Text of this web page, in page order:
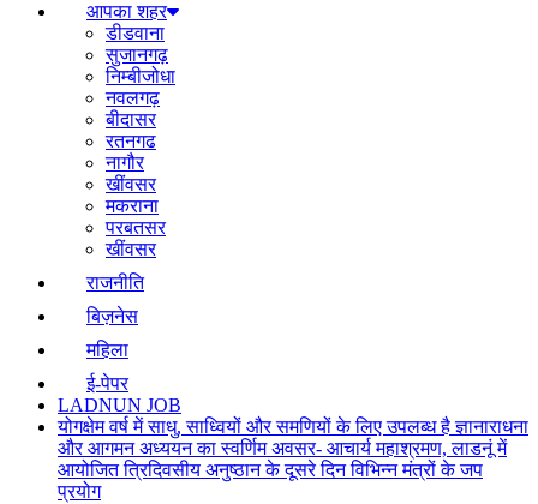
आपका शहर
डीडवाना
सुजानगढ़
निम्बीजोधा
नवलगढ़
बीदासर
रतनगढ
नागौर
खींवसर
मकराना
परबतसर
खींवसर
राजनीति
बिज़नेस
महिला
ई-पेपर
LADNUN JOB
योगक्षेम वर्ष में साधु, साध्वियों और समणियों के लिए उपलब्ध है ज्ञानाराधना
और आगमन अध्ययन का स्वर्णिम अवसर- आचार्य महाश्रमण, लाडनूं में
आयोजित त्रिदिवसीय अनुष्ठान के दूसरे दिन विभिन्न मंत्रों के जप
प्रयोग